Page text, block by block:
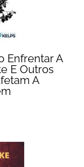
Enfrentar A
E Outros
A